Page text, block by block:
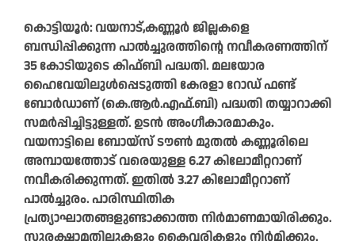
കൊട്ടിയൂർ: വയനാട്,കണ്ണൂർ ജില്ലകളെ
ബന്ധിപ്പിക്കുന്ന പാൽച്ചുരത്തിന്റെ നവീകരണത്തിന്
35 കോടിയുടെ കിഫ്ബി പദ്ധതി. മലയോര
ഹൈവേയിലുൾപ്പെടുത്തി കേരളാ റോഡ് ഫണ്ട്
ബോർഡാണ് (കെ.ആർ.എഫ്.ബി) പദ്ധതി തയ്യാറാക്കി
സമർപ്പിച്ചിട്ടുള്ളത്. ഉടൻ അംഗീകാരമാകും.
വയനാട്ടിലെ ബോയ്‌സ് ടൗൺ മുതൽ കണ്ണൂരിലെ
അമ്പായത്തോട് വരെയുള്ള 6.27 കിലോമീറ്ററാണ്
നവീകരിക്കുന്നത്. ഇതിൽ 3.27 കിലോമീറ്ററാണ്
പാൽച്ചുരം. പാരിസ്ഥിതിക
പ്രത്യാഘാതങ്ങളുണ്ടാക്കാത്ത നിർമാണമായിരിക്കും.